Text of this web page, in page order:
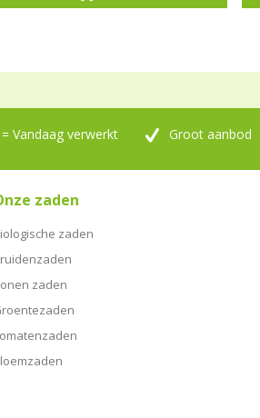
Vandaag verwerkt Groot aanbod
zaden
zaden
zaden